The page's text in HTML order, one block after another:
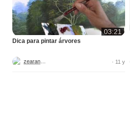
03:21
Dica para pintar árvores
· 11 y